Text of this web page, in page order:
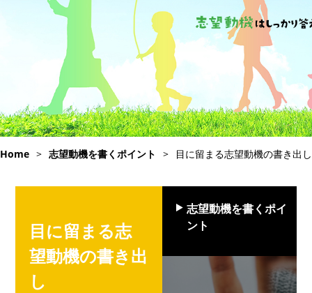
Home > 志望動機を書くポイント > 目に留まる志望動機の書き出し
目に留まる志
望動機の書き出
し
志望動機を書くポイ
ント